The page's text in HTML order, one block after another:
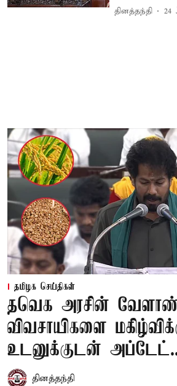
தினத்தந்தி 24
தமிழக செய்திகள்
தவெக அரசின்
விவசாயிகளை
உடனுக்குடன்
தினத்தந்தி